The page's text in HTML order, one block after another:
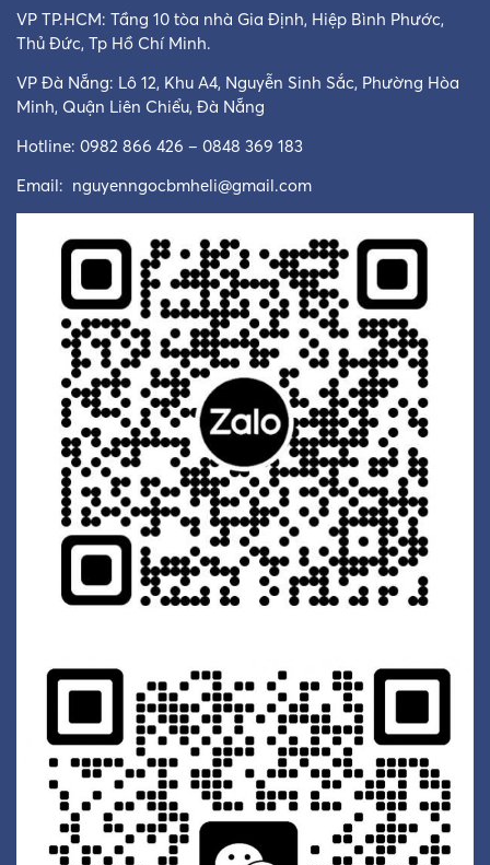
VP TP.HCM: Tầng 10 tòa nhà Gia Định, Hiệp Bình Phước,
Thủ Đức, Tp Hồ Chí Minh.
VP Đà Nẵng: Lô 12, Khu A4, Nguyễn Sinh Sắc, Phường Hòa
Minh, Quận Liên Chiểu, Đà Nẵng
Hotline: 0982 866 426 – 0848 369 183
Email: nguyenngocbmheli@gmail.com